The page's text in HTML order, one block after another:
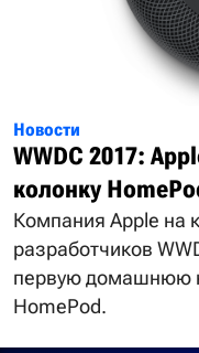
Новости
WWDC 2017:
колонку
Компания Apple на
разработчиков
первую домашнюю
HomePod.